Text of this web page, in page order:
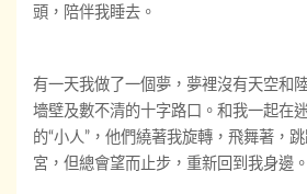
頭，陪伴我睡去。
有一天我做了一個夢，夢裡沒有天空和
墻壁及數不清的十字路口。和我一起在
的“小人”，他們繞著我旋轉，飛舞著，
宮，但總會望而止步，重新回到我身邊。